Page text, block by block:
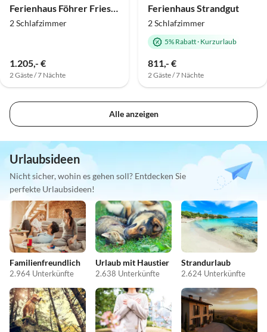
2 Schlafzimmer
1.205,- €
2 Gäste / 7 Nächte
Ferienhaus Strandgut
2 Schlafzimmer
5% Rabatt· Kurzurlaub
811,- €
2 Gäste / 7 Nächte
Alle anzeigen
Urlaubsideen
Nicht sicher, wohin es gehen soll? Entdecken Sie
perfekte Urlaubsideen!
Familienfreundlich
2.964 Unterkünfte
Urlaub mit Haustier
2.638 Unterkünfte
Strandurlaub
2.624 Unterkünfte